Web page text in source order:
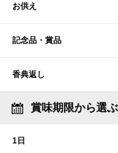
お供え
記念品・賞品
香典返し
賞味期限から選ぶ
1日